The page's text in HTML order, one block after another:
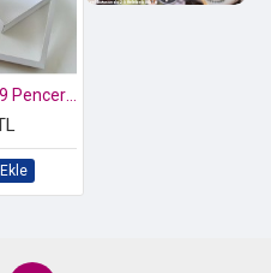
Özel kutusunda 2 li Kelebek Biblo